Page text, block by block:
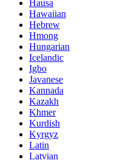
Hausa
Hawaiian
Hebrew
Hmong
Hungarian
Icelandic
Igbo
Javanese
Kannada
Kazakh
Khmer
Kurdish
Kyrgyz
Latin
Latvian